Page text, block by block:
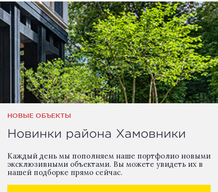
НОВЫЕ ОБЪЕКТЫ
Новинки района Хамовники
Каждый день мы пополняем наше портфолио новыми
эксклюзивными объектами. Вы можете увидеть их в
нашей подборке прямо сейчас.